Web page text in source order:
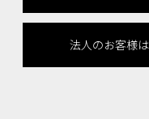
法人のお客様